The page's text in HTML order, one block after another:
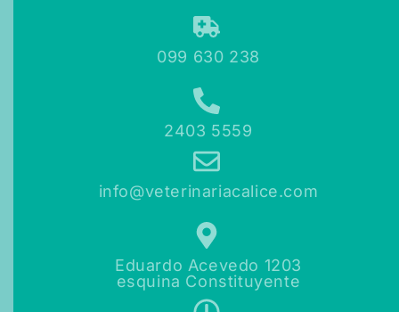
099 630 238
2403 5559
info@veterinariacalice.com
Eduardo Acevedo 1203
esquina Constituyente